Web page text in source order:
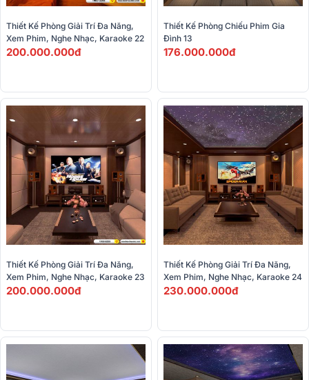
Thiết Kế Phòng Giải Trí Đa Năng,
Xem Phim, Nghe Nhạc, Karaoke 22
200.000.000đ
Thiết Kế Phòng Chiếu Phim Gia
Đình 13
176.000.000đ
Thiết Kế Phòng Giải Trí Đa Năng,
Xem Phim, Nghe Nhạc, Karaoke 23
200.000.000đ
Thiết Kế Phòng Giải Trí Đa Năng,
Xem Phim, Nghe Nhạc, Karaoke 24
230.000.000đ